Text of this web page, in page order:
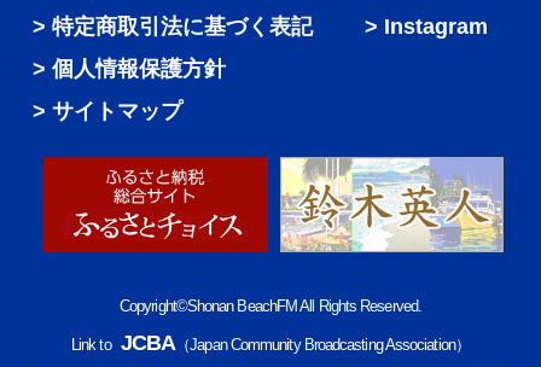
特定商取引法に基づく表記
個人情報保護方針
サイトマップ
Instagram
Copyright©Shonan BeachFM All Rights Reserved.
Link to JCBA（Japan Community Broadcasting Association）